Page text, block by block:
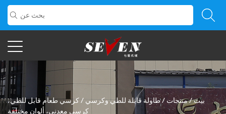
بيت/منتجات /طاولة قابلة للطي وكرسي/كرسي طعام قابل للطي،
كرسي معدني، ألوان مختلفة